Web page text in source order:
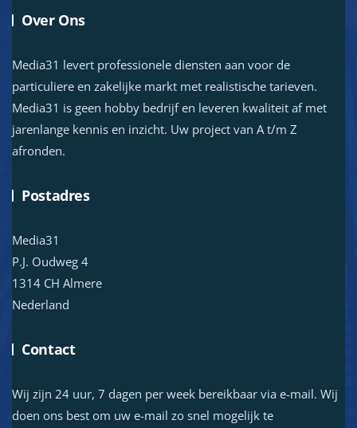
Over Ons
Media31 levert professionele diensten aan voor de
particuliere en zakelijke markt met realistische tarieven.
Media31 is geen hobby bedrijf en leveren kwaliteit af met
jarenlange kennis en inzicht. Uw project van A t/m Z
afronden.
Postadres
Media31
P.J. Oudweg 4
1314 CH Almere
Nederland
Contact
Wij zijn 24 uur, 7 dagen per week bereikbaar via e-mail. Wij
doen ons best om uw e-mail zo snel mogelijk te